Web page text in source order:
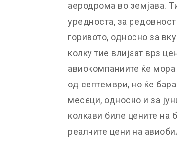
аеродрома во земјава.
уредноста, за
горивото, односно за
колку тие влијаат врз
авиокомпаниите ќе мора
од септември, но ќе
месеци, односно и за
колкави биле цените на
реалните цени на